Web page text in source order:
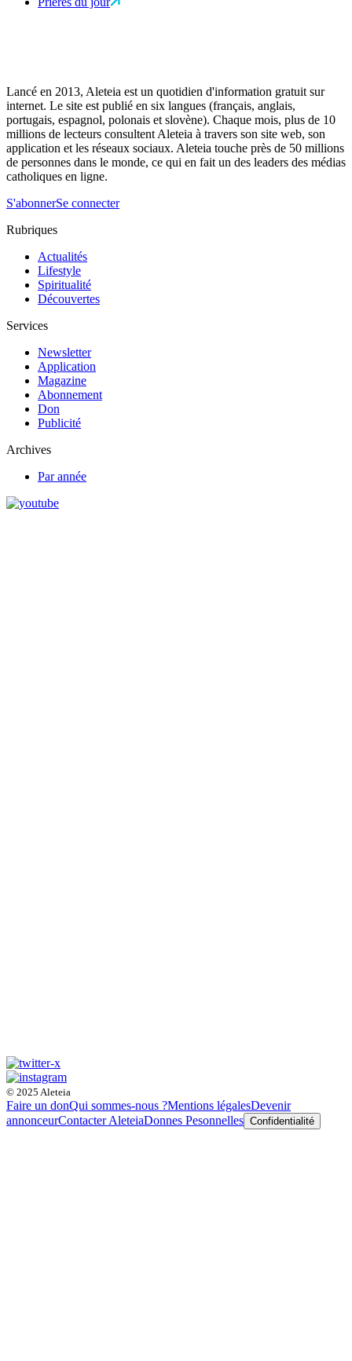
Lancé en 2013, Aleteia est un quotidien d'information gratuit sur
internet. Le site est publié en six langues (français, anglais,
portugais, espagnol, polonais et slovène). Chaque mois, plus de 10
millions de lecteurs consultent Aleteia à travers son site web, son
application et les réseaux sociaux. Aleteia touche près de 50 millions
de personnes dans le monde, ce qui en fait un des leaders des médias
catholiques en ligne.
S'abonnerSe connecter
Rubriques
Actualités
Lifestyle
Spiritualité
Découvertes
Services
Newsletter
Application
Magazine
Abonnement
Don
Publicité
Archives
Par année
© 2025 Aleteia
Faire un donQui sommes-nous ?Mentions légalesDevenir
annonceurContacter AleteiaDonnes Pesonnelles Confidentialité